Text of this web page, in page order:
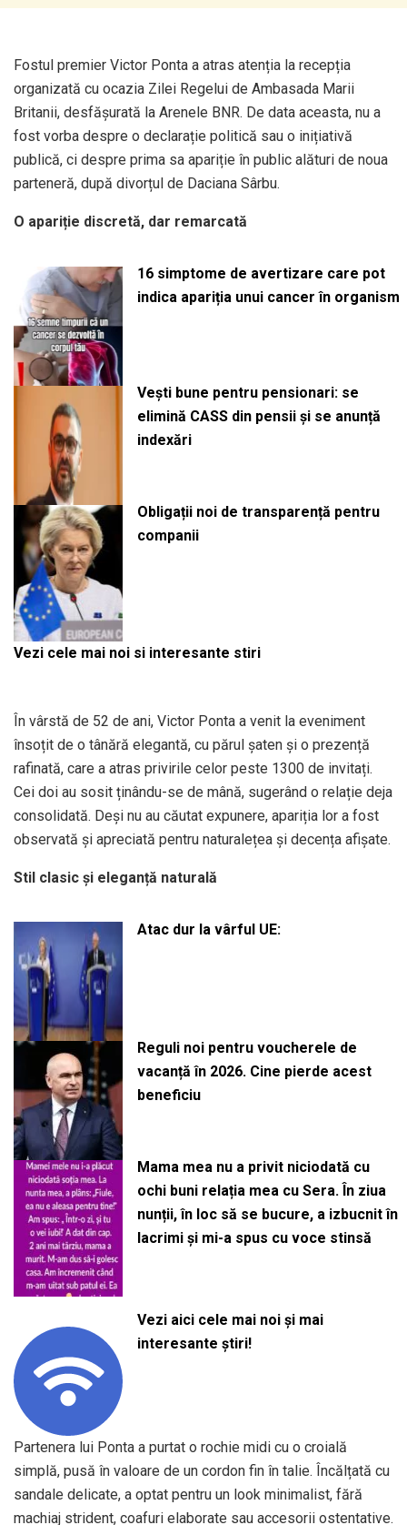
Fostul premier Victor Ponta a atras atenția la recepția
organizată cu ocazia Zilei Regelui de Ambasada Marii
Britanii, desfășurată la Arenele BNR. De data aceasta, nu a
fost vorba despre o declarație politică sau o inițiativă
publică, ci despre prima sa apariție în public alături de noua
parteneră, după divorțul de Daciana Sârbu.
O apariție discretă, dar remarcată
16 simptome de avertizare care pot
indica apariția unui cancer în organism
Vești bune pentru pensionari: se
elimină CASS din pensii și se anunță
indexări
Obligații noi de transparență pentru
companii
Vezi cele mai noi si interesante stiri
În vârstă de 52 de ani, Victor Ponta a venit la eveniment
însoțit de o tânără elegantă, cu părul șaten și o prezență
rafinată, care a atras privirile celor peste 1300 de invitați.
Cei doi au sosit ținându-se de mână, sugerând o relație deja
consolidată. Deși nu au căutat expunere, apariția lor a fost
observată și apreciată pentru naturalețea și decența afișate.
Stil clasic și eleganță naturală
Atac dur la vârful UE:
Reguli noi pentru voucherele de
vacanță în 2026. Cine pierde acest
beneficiu
Mama mea nu a privit niciodată cu
ochi buni relația mea cu Sera. În ziua
nunții, în loc să se bucure, a izbucnit în
lacrimi și mi-a spus cu voce stinsă
Vezi aici cele mai noi și mai
interesante știri!
Partenera lui Ponta a purtat o rochie midi cu o croială
simplă, pusă în valoare de un cordon fin în talie. Încălțată cu
sandale delicate, a optat pentru un look minimalist, fără
machiaj strident, coafuri elaborate sau accesorii ostentative.